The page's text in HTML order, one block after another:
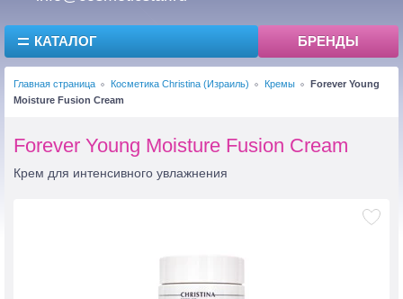
КАТАЛОГ БРЕНДЫ
Главная страница Косметика Christina (Израиль) Кремы
Forever Young
Moisture Fusion Cream
Forever Young Moisture Fusion Cream
Крем для интенсивного увлажнения